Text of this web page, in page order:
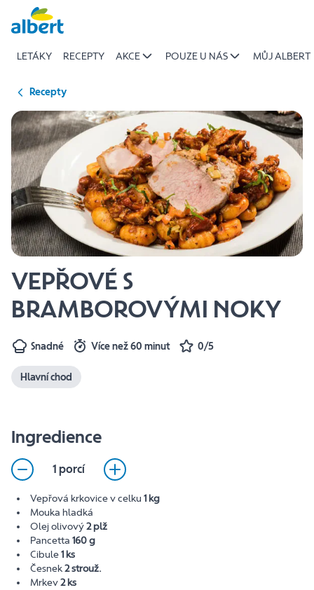
Přeskočit
LETÁKY RECEPTY AKCE POUZE U NÁS MŮJ ALBERT
Recepty
VEPŘOVÉ S
BRAMBOROVÝMI NOKY
Snadné Více než 60 minut 0/5
Hlavní chod
Ingredience
1 porcí
Vepřová krkovice v celku 1 kg
Mouka hladká
Olej olivový2 plž
Pancetta 160 g
Cibule1 ks
Česnek2 strouž.
Mrkev2 ks